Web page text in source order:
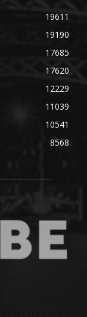
19611
19190
17685
17620
12229
11039
10541
8568